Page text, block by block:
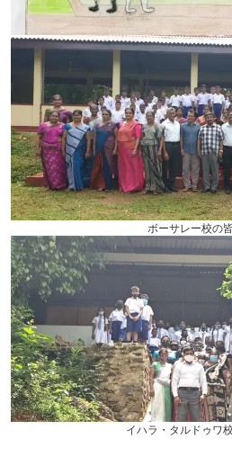
ボーサレー校の
イハラ・タルドゥワ